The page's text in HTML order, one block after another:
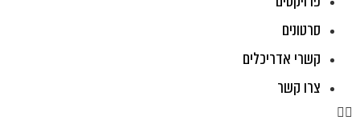
סרטונים
קשרי אדריכלים
צרו קשר